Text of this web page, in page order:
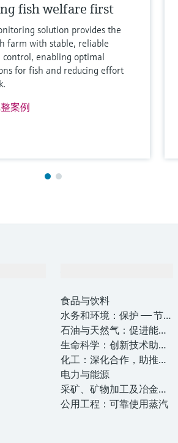
fish welfare first
solution provides the
farm with stable, reliable
control, enabling optimal
for fish and reducing effort
案例
食品与饮料
水务和环境：保护 —— 节约
—— 提高
石油与天然气：促进能源
转型，实现净零目标
生命科学：创新技术助推
卓越运营
化工：深化合作，助推可
持续成功
电力与能源
采矿、矿物加工及冶金：
打造可持续的未来
公用工程：可靠使用蒸汽